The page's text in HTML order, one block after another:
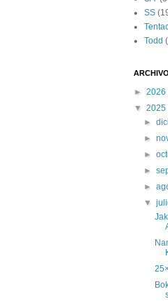
SS
Todd
► 2026
▼ 2025
►
►
►
►
►
▼